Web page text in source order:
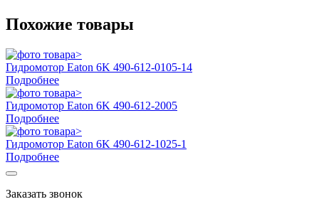
Похожие товары
Гидромотор Eaton 6K 490-612-0105-14
Подробнее
Гидромотор Eaton 6K 490-612-2005
Подробнее
Гидромотор Eaton 6K 490-612-1025-1
Подробнее
Заказать звонок